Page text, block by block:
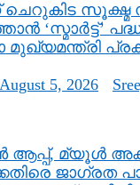
സൂക്ഷ്മ
‘സ്മാര്‍ട്ട്’
5, 2026
ആപ്പ്, മ്യൂൾ
ജാ​ഗ്രത